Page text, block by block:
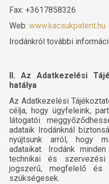
Fax: +3617858326
Web: www.kacsukpatent.hu
Irodánkról további
II. Az Adatkezelési
hatálya
Az Adatkezelési
célja, hogy ügyfeleink,
látogatói
adataik Irodánknál
nyújtsunk arról, hogy
adataikat. Irodánk
technikai és
jogszerű, megfelelő és
szükségesek.